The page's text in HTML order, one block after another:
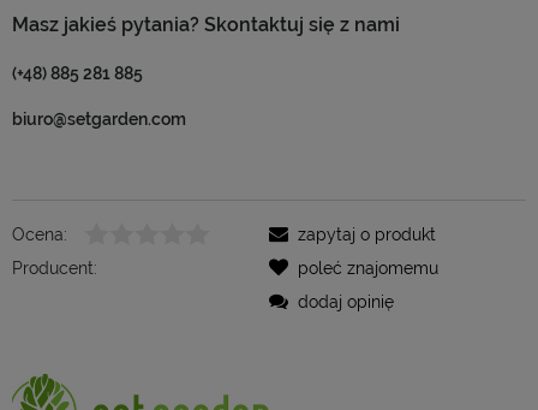
Masz jakieś pytania? Skontaktuj się z nami
(+48) 885 281 885
biuro@setgarden.com
Ocena:
Producent:
zapytaj o produkt
poleć znajomemu
dodaj opinię